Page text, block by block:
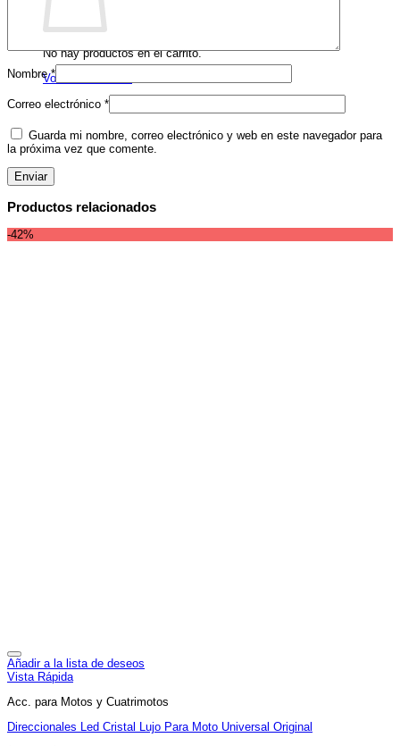
No hay productos en el carrito.
Volver a la tienda
Nombre*
Correo electrónico *
Guarda mi nombre, correo electrónico y web en este navegador para
la próxima vez que comente.
Productos relacionados
-42%
Añadir a la lista de deseos
Vista Rápida
Acc. para Motos y Cuatrimotos
Direccionales Led Cristal Lujo Para Moto Universal Original